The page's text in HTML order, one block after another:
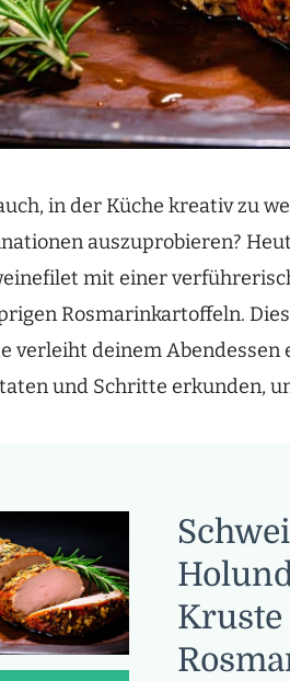
in der Küche kreativ zu
auszuprobieren?
mit einer
Rosmarinkartoffeln.
verleiht deinem Abendessen
und Schritte erkunden,